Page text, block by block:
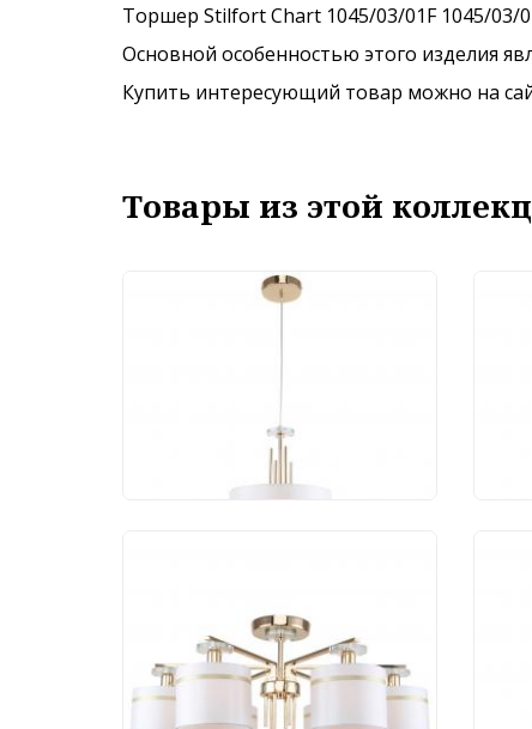
Торшер Stilfort Chart 1045/03/01F 1045/03/
Основной особенностью этого изделия
Купить интересующий товар можно на
Товары из этой
Подвесной светильник
6 370 руб.